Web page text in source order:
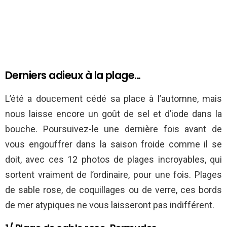
Derniers adieux à la plage…
L’été a doucement cédé sa place à l’automne, mais
nous laisse encore un goût de sel et d’iode dans la
bouche. Poursuivez-le une dernière fois avant de
vous engouffrer dans la saison froide comme il se
doit, avec ces 12 photos de plages incroyables, qui
sortent vraiment de l’ordinaire, pour une fois. Plages
de sable rose, de coquillages ou de verre, ces bords
de mer atypiques ne vous laisseront pas indifférent.